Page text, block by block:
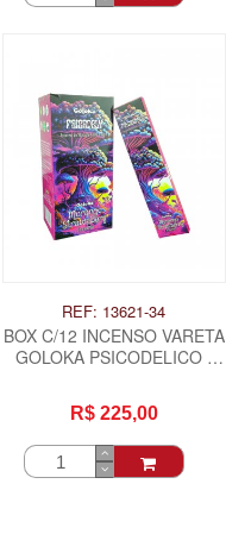
REF: 13621-34
BOX C/12 INCENSO VARETA
GOLOKA PSICODELICO -
R$ 225,00